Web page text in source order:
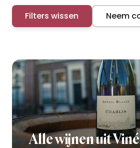
Filters wissen Neem
Alle wijnen uit